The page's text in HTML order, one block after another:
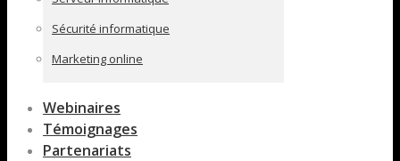
Sécurité informatique
Marketing online
Webinaires
Témoignages
Partenariats